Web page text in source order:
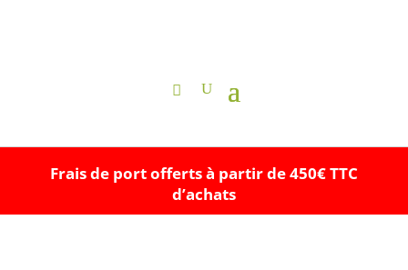
Frais de port offerts à partir de 450€ TTC
d’achats